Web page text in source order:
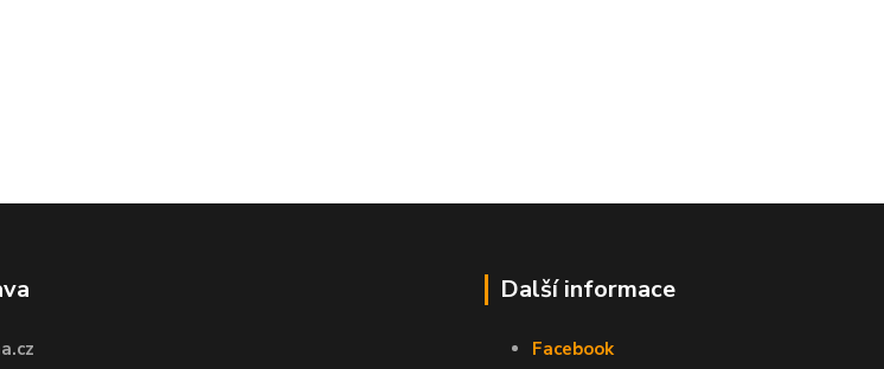
Další informace
Facebook